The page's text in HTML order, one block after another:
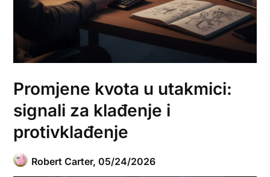
Promjene kvota u utakmici:
signali za klađenje i
protivklađenje
Robert Carter,05/24/2026